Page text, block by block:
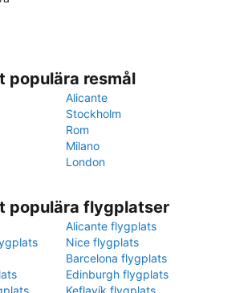
populära resmål
Alicante
Stockholm
Rom
Milano
London
populära flygplatser
Alicante flygplats
Nice flygplats
Barcelona flygplats
Edinburgh flygplats
Keflavík flygplats